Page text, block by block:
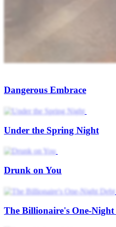
Dangerous Embrace